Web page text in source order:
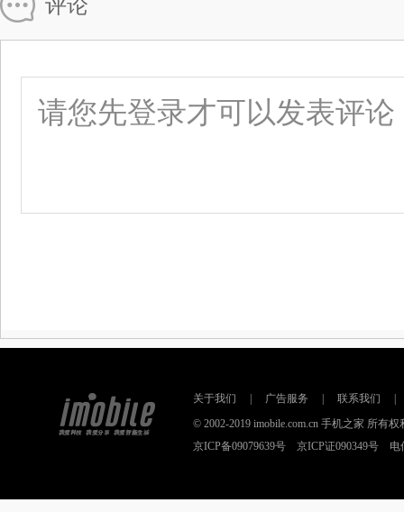
评论
关于我们 广告服务 联系我们
© 2002-2019 imobile.com.cn 手机之家 所有
京ICP备09079639号 京ICP证090349号 电